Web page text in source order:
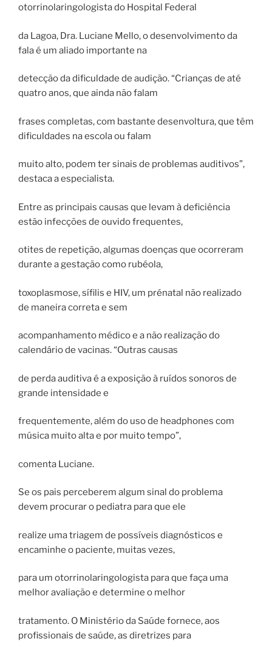
otorrinolaringologista do Hospital Federal
da Lagoa, Dra. Luciane Mello, o desenvolvimento da
fala é um aliado importante na
detecção da dificuldade de audição. “Crianças de até
quatro anos, que ainda não falam
frases completas, com bastante desenvoltura, que têm
dificuldades na escola ou falam
muito alto, podem ter sinais de problemas auditivos”,
destaca a especialista.
Entre as principais causas que levam à deficiência
estão infecções de ouvido frequentes,
otites de repetição, algumas doenças que ocorreram
durante a gestação como rubéola,
toxoplasmose, sífilis e HIV, um pré­natal não realizado
de maneira correta e sem
acompanhamento médico e a não realização do
calendário de vacinas. “Outras causas
de perda auditiva é a exposição à ruídos sonoros de
grande intensidade e
frequentemente, além do uso de headphones com
música muito alta e por muito tempo”,
comenta Luciane.
Se os pais perceberem algum sinal do problema
devem procurar o pediatra para que ele
realize uma triagem de possíveis diagnósticos e
encaminhe o paciente, muitas vezes,
para um otorrinolaringologista para que faça uma
melhor avaliação e determine o melhor
tratamento. O Ministério da Saúde fornece, aos
profissionais de saúde, as diretrizes para